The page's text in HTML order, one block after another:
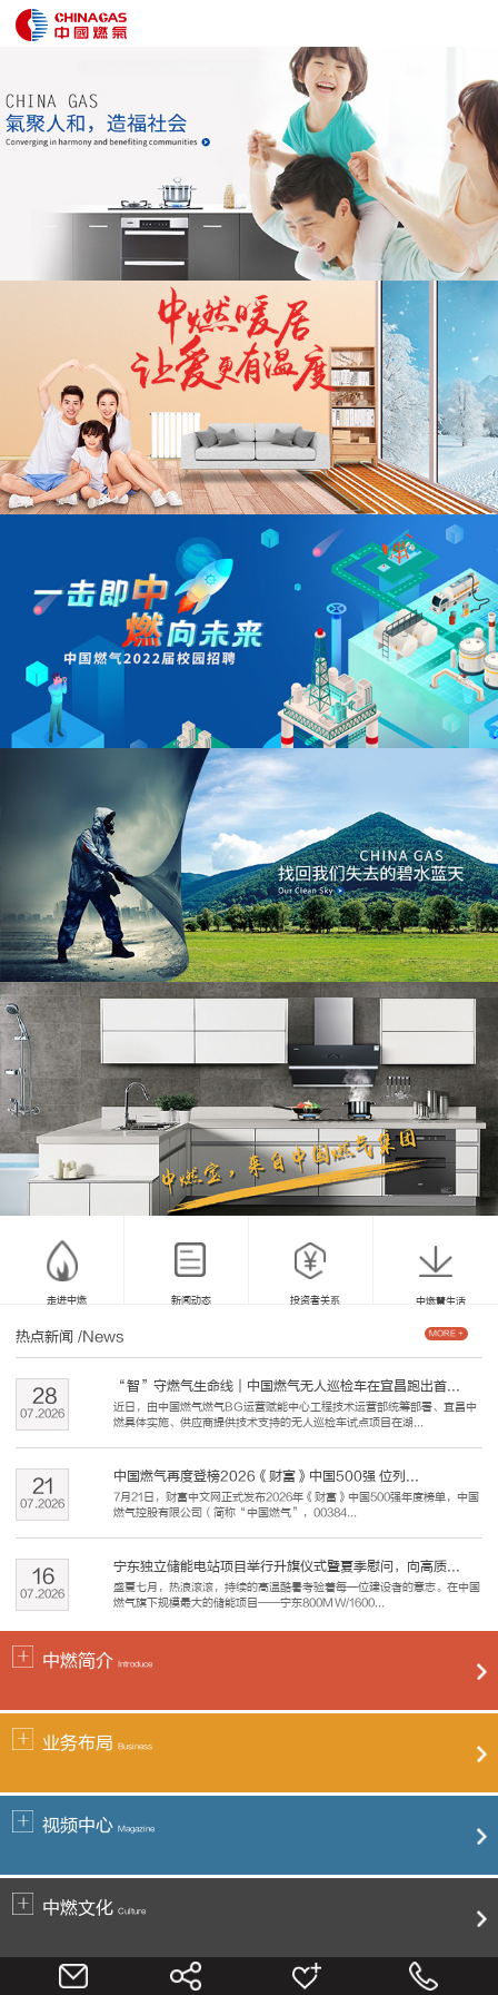
走进中燃 新闻动态 投资者关系 中燃慧生活
热点新闻 /News
“智”守燃气生命线｜中国燃气无人巡检车在宜昌跑出首...
近日，由中国燃气燃气BG运营赋能中心工程技术运营部统筹部署、宜昌中
燃具体实施、供应商提供技术支持的无人巡检车试点项目在湖...
07.2026
28
中国燃气再度登榜2026《财富》中国500强 位列...
7月21日，财富中文网正式发布2026年《财富》中国500强年度榜单，中国
燃气控股有限公司（简称“中国燃气”，00384...
07.2026
21
宁东独立储能电站项目举行升旗仪式暨夏季慰问，向高质...
盛夏七月，热浪滚滚，持续的高温酷暑考验着每一位建设者的意志。在中国
燃气旗下规模最大的储能项目——宁东800MW/1600...
07.2026
16
MORE +
中燃简介 Introduce
业务布局 Business
视频中心 Magazine
中燃文化 Culture